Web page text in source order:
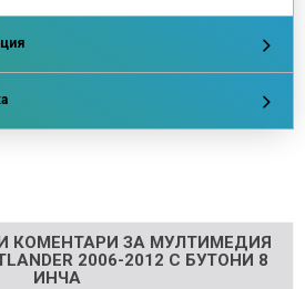
КОМЕНТАРИ ЗА МУЛТИМЕДИЯ
2006-2012 С БУТОНИ 8
ИНЧА